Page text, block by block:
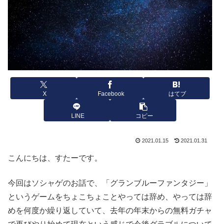
X Facebook はてブ
LINE コピー
2021.01.15 2021.01.31
こんにちは、すたーです。
今回はソシャゲのお話で、「グランブルーファンタジー」
というゲームをちょこちょことやっては辞め、やっては辞
めを何度か繰り返していて、去年の年末からの無料ガチャ